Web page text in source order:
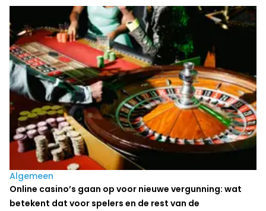
Algemeen
Online casino’s gaan op voor nieuwe vergunning: wat
betekent dat voor spelers en de rest van de